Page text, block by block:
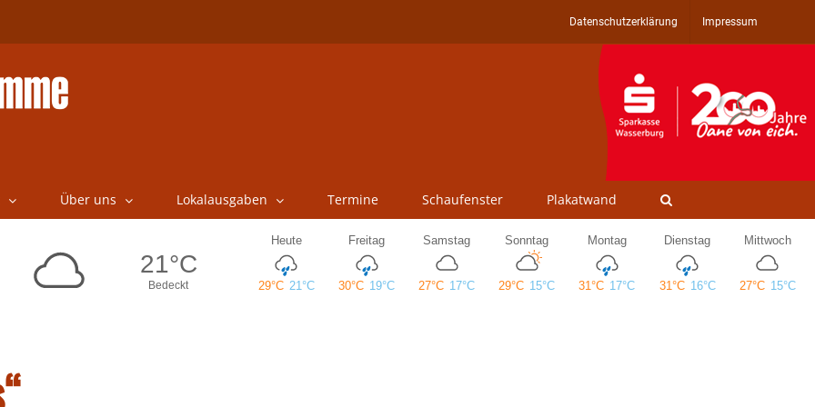
Datenschutzerklärung Impressum
Über uns Lokalausgaben Termine Schaufenster Plakatwand